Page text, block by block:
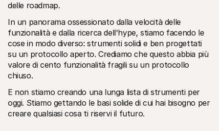
delle roadmap.
In un panorama ossessionato dalla velocità delle
funzionalità e dalla ricerca dell'hype, stiamo facendo le
cose in modo diverso: strumenti solidi e ben progettati
su un protocollo aperto. Crediamo che questo abbia più
valore di cento funzionalità fragili su un protocollo
chiuso.
E non stiamo creando una lunga lista di strumenti per
oggi. Stiamo gettando le basi solide di cui hai bisogno per
creare qualsiasi cosa ti riservi il futuro.